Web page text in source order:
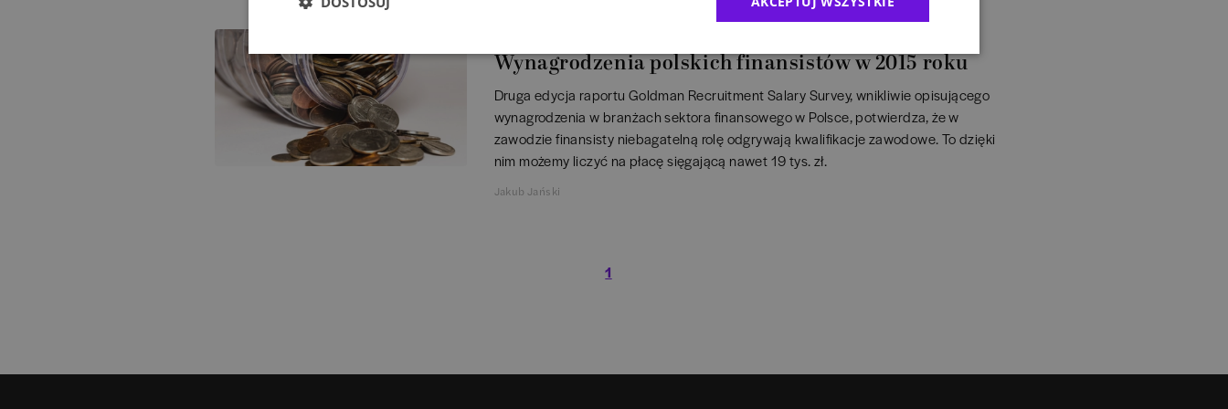
Wynagrodzenia polskich finansistów w 2015 roku
Druga edycja raportu Goldman Recruitment Salary Survey, wnikliwie opisującego
wynagrodzenia w branżach sektora finansowego w Polsce, potwierdza, że w
zawodzie finansisty niebagatelną rolę odgrywają kwalifikacje zawodowe. To dzięki
nim możemy liczyć na płacę sięgającą nawet 19 tys. zł.
Jakub Jański
1